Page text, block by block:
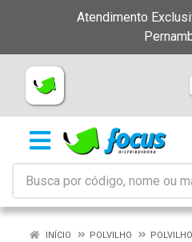
Atendimento
INÍCIO POLVILHO